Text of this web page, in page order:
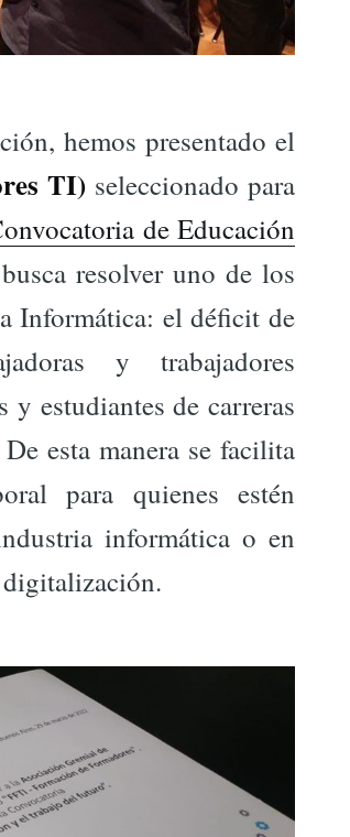
hemos presentado el
TI)seleccionado para
de Educación
resolver uno de los
Informática: el déficit de
y trabajadores
estudiantes de carreras
esta manera se facilita
para quienes estén
informática o en
digitalización.